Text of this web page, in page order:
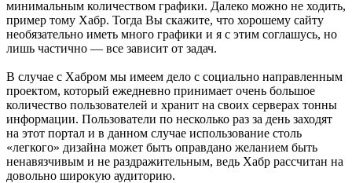
минимальным количеством графики. Далеко можно не ходить,
пример тому Хабр. Тогда Вы скажите, что хорошему сайту
необязательно иметь много графики и я с этим соглашусь, но
лишь частично — все зависит от задач.
В случае с Хабром мы имеем дело с социально направленным
проектом, который ежедневно принимает очень большое
количество пользователей и хранит на своих серверах тонны
информации. Пользователи по несколько раз за день заходят
на этот портал и в данном случае использование столь
«легкого» дизайна может быть оправдано желанием быть
ненавязчивым и не раздражительным, ведь Хабр рассчитан на
довольно широкую аудиторию.